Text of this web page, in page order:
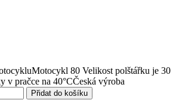
80 Velikost polštářku je 30
v pračce na 40°CČeská výroba
Přidat do košíku